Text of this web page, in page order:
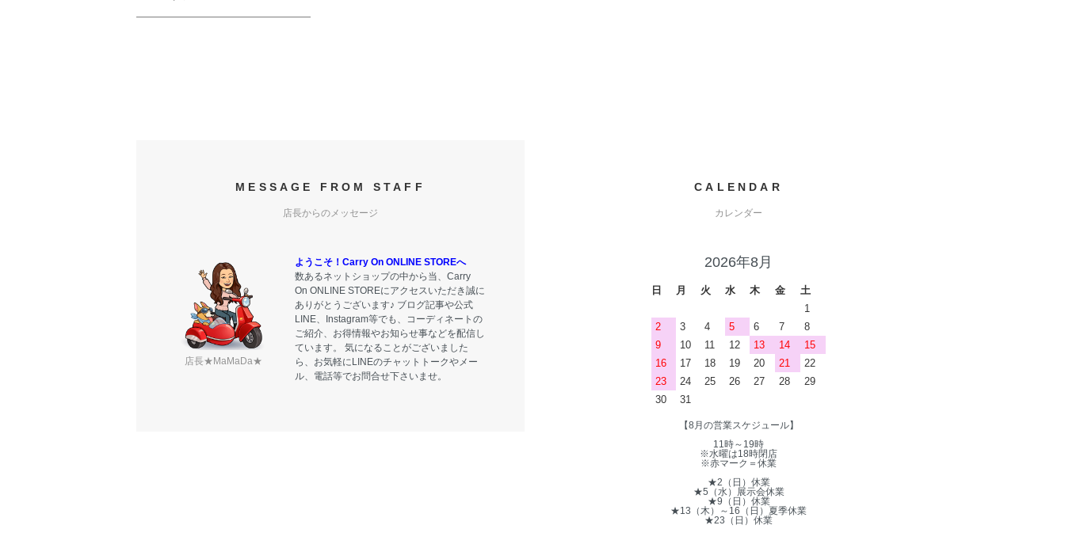
MESSAGE FROM STAFF
店長からのメッセージ
店長★MaMaDa★
ようこそ！Carry On ONLINE STOREへ
数あるネットショップの中から当、Carry
On ONLINE STOREにアクセスいただき誠に
ありがとうございます♪ ブログ記事や公式
LINE、Instagram等でも、コーディネートの
ご紹介、お得情報やお知らせ事などを配信し
ています。 気になることがございました
ら、お気軽にLINEのチャットトークやメー
ル、電話等でお問合せ下さいませ。
CALENDAR
カレンダー
2026年8月
日 月 火 水 木 金
土
1
2
3 4 5 6 7
8
9
10 11 12 13 14
15
16
17 18 19 20 21
22
23
24 25 26 27 28
29
30
31
【8月の営業スケジュール】
11時～19時
※水曜は18時閉店
※赤マーク＝休業
★2（日）休業
★5（水）展示会休業
★9（日）休業
★13（木）～16（日）夏季休業
★23（日）休業